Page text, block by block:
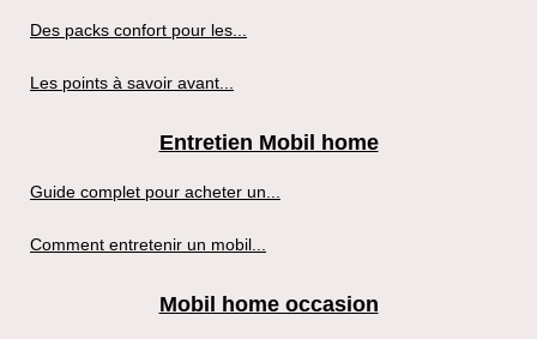
Des packs confort pour les...
Les points à savoir avant...
Entretien Mobil home
Guide complet pour acheter un...
Comment entretenir un mobil...
Mobil home occasion